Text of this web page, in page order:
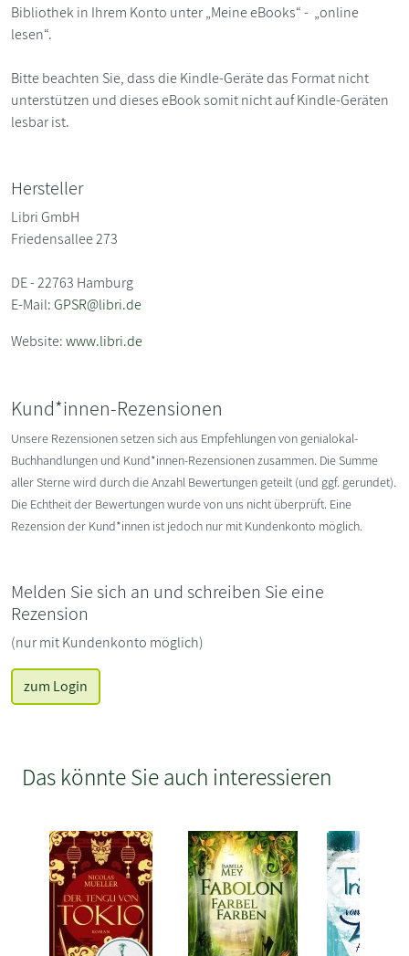
Bibliothek in Ihrem Konto unter „Meine eBooks“ - „online
lesen“.
Bitte beachten Sie, dass die Kindle-Geräte das Format nicht
unterstützen und dieses eBook somit nicht auf Kindle-Geräten
lesbar ist.
Hersteller
Libri GmbH
Friedensallee 273
DE - 22763 Hamburg
E-Mail:GPSR@libri.de
Website:www.libri.de
Kund*innen-Rezensionen
Unsere Rezensionen setzen sich aus Empfehlungen von genialokal-
Buchhandlungen und Kund*innen-Rezensionen zusammen. Die Summe
aller Sterne wird durch die Anzahl Bewertungen geteilt (und ggf. gerundet).
Die Echtheit der Bewertungen wurde von uns nicht überprüft. Eine
Rezension der Kund*innen ist jedoch nur mit Kundenkonto möglich.
Melden Sie sich an und schreiben Sie eine
Rezension
(nur mit Kundenkonto möglich)
zum Login
Das könnte Sie auch interessieren